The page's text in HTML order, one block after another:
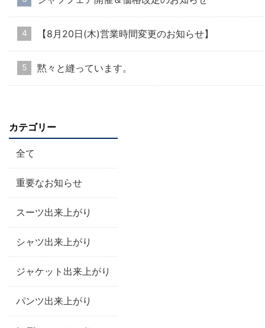
【8月20日(木)営業時間変更のお知らせ】
黙々と縫っています。
カテゴリー
全て
重要なお知らせ
スーツ出来上がり
シャツ出来上がり
ジャケット出来上がり
パンツ出来上がり